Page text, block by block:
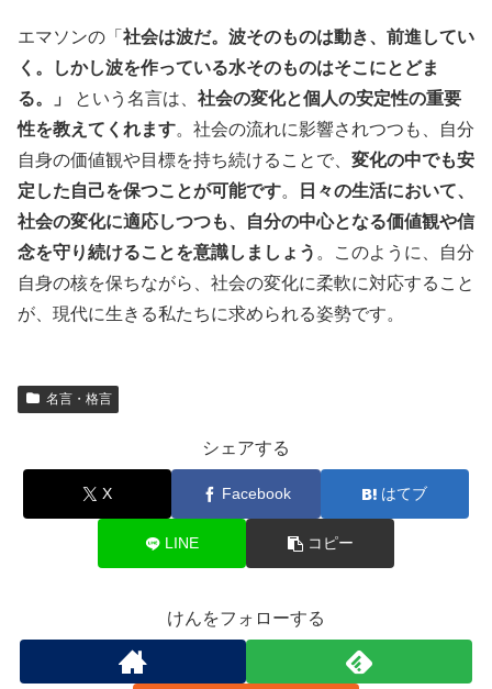
エマソンの「 社会は波だ。波そのものは動き、前進してい
く。しかし波を作っている水そのものはそこにとどま
る。」
という名言は、 社会の変化と個人の安定性の重要
性を教えてくれます。社会の流れに影響されつつも、自分
自身の価値観や目標を持ち続けることで、 変化の中でも安
定した自己を保つことが可能です。
日々の生活において、
社会の変化に適応しつつも、自分の中心となる価値観や信
念を守り続けることを意識しましょう 。このように、自分
自身の核を保ちながら、社会の変化に柔軟に対応すること
が、現代に生きる私たちに求められる姿勢です。
名言・格言
シェアする
X Facebook はてブ
LINE コピー
けんをフォローする